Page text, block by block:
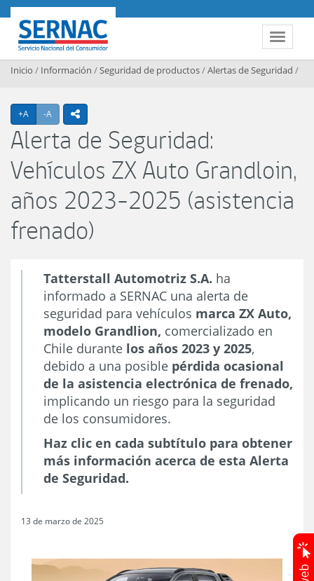
Contenido principal
Toggle
SERNAC
Inicio / Información /Seguridad de productos/Alertas de Seguridad /
+A Agrandar texto
-A Achicar textoicono compartir
Alerta de Seguridad:
Vehículos ZX Auto Grandloin,
años 2023-2025 (asistencia
frenado)
Tatterstall Automotriz S.A. ha
informado a SERNAC una alerta de
seguridad para vehículos marca ZX Auto,
modelo Grandlion, comercializado en
Chile durante los años 2023 y 2025,
debido a una posible pérdida ocasional
de la asistencia electrónica de frenado,
implicando un riesgo para la seguridad
de los consumidores.
Haz clic en cada subtítulo para obtener
más información acerca de esta Alerta
de Seguridad.
13 de marzo de 2025